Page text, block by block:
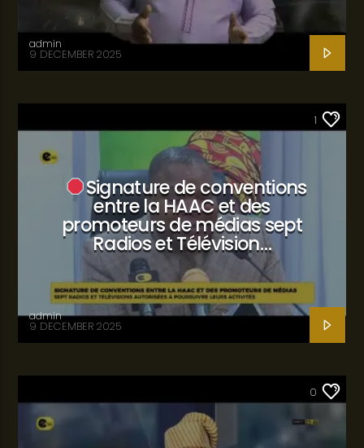
admin
9 DECEMBER 2025
1
Signature de conventions
entre la HAAC et des
promoteurs de médias sept
Radios et Télévision…
admin
9 DECEMBER 2025
0